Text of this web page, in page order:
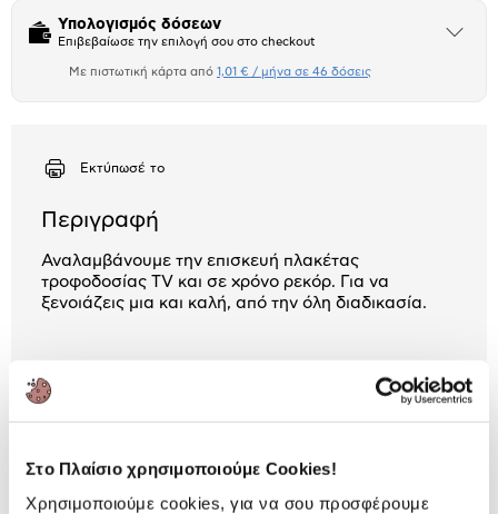
Στο Πλαίσιο χρησιμοποιούμε Cookies!
Χρησιμοποιούμε cookies, για να σου προσφέρουμε
Υπολογισμός δόσεων
Επιβεβαίωσε την επιλογή σου στο checkout
Άνοιξε
Με πιστωτική κάρτα από 1,01 € / μήνα σε 46 δόσεις
Εκτύπωσέ το
Περιγραφή
Αναλαμβάνουμε την επισκευή πλακέτας
τροφοδοσίας TV και σε χρόνο ρεκόρ. Για να
ξενοιάζεις μια και καλή, από την όλη διαδικασία.
Αναλυτική
Αναλυτική παρουσίαση
Αξιολογήσεις
Αξιολογήσεις